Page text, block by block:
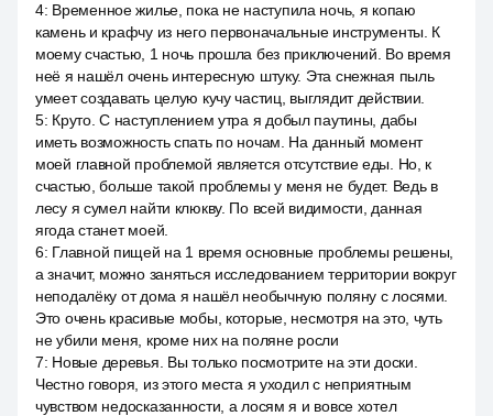
4: Временное жилье, пока не наступила ночь, я копаю
камень и крафчу из него первоначальные инструменты. К
моему счастью, 1 ночь прошла без приключений. Во время
неё я нашёл очень интересную штуку. Эта снежная пыль
умеет создавать целую кучу частиц, выглядит действии.
5: Круто. С наступлением утра я добыл паутины, дабы
иметь возможность спать по ночам. На данный момент
моей главной проблемой является отсутствие еды. Но, к
счастью, больше такой проблемы у меня не будет. Ведь в
лесу я сумел найти клюкву. По всей видимости, данная
ягода станет моей.
6: Главной пищей на 1 время основные проблемы решены,
а значит, можно заняться исследованием территории вокруг
неподалёку от дома я нашёл необычную поляну с лосями.
Это очень красивые мобы, которые, несмотря на это, чуть
не убили меня, кроме них на поляне росли
7: Новые деревья. Вы только посмотрите на эти доски.
Честно говоря, из этого места я уходил с неприятным
чувством недосказанности, а лосям я и вовсе хотел